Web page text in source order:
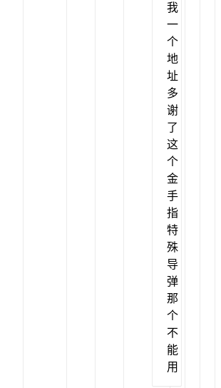
我
一
个
地
址
多
谢
了
这
个
金
手
指
特
殊
导
弹
那
个
不
能
用